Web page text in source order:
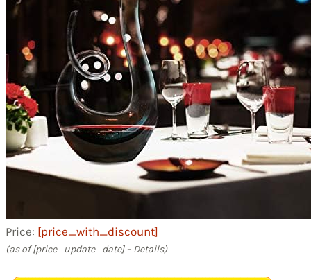
Price: [price_with_discount]
(as of [price_update_date] – Details)